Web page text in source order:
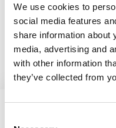
We use cookies to
social media features
share information about
media, advertising and
with other information
they’ve collected from
Signalez-nous dans